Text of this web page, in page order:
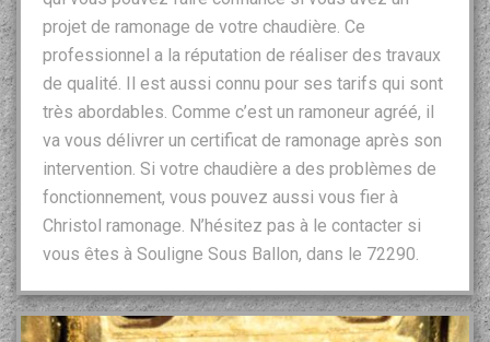
projet de ramonage de votre chaudière. Ce
professionnel a la réputation de réaliser des travaux
de qualité. Il est aussi connu pour ses tarifs qui sont
très abordables. Comme c’est un ramoneur agréé, il
va vous délivrer un certificat de ramonage après son
intervention. Si votre chaudière a des problèmes de
fonctionnement, vous pouvez aussi vous fier à
Christol ramonage. N’hésitez pas à le contacter si
vous êtes à Souligne Sous Ballon, dans le 72290.